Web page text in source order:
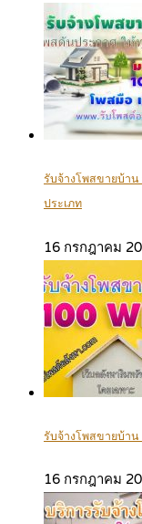
รับจ้างโพสขายบ้าน
ประเภท
16 กรกฎาคม
รับจ้างโพสขายบ้า
16 กรกฎาคม